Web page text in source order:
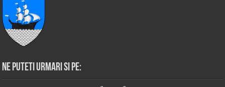
Ne puteti urmari si pe: